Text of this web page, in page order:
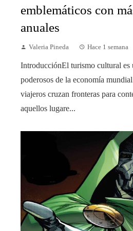
emblemáticos con
anuales
Valeria Pineda Hace 1 semana
IntroducciónEl turismo cultural es
poderosos de la economía
viajeros cruzan fronteras para
aquellos lugare...